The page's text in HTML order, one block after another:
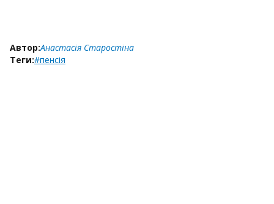
Автор:Анастасія Старостіна
Теги:#пенсія